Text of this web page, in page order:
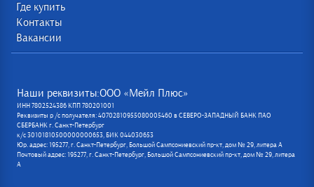
Где купить
Контакты
Вакансии
Наши реквизиты:ООО «Мейл Плюс»
ИНН 7802524386 КПП 780201001
Реквизиты р /с получателя: 40702810955080005460 в СЕВЕРО-ЗАПАДНЫЙ БАНК ПАО
СБЕРБАНК г. Санкт-Петербург
к/с 30101810500000000653, БИК 044030653
Юр. адрес: 195277, г. Санкт-Петербург, Большой Сампсониевский пр-кт, дом № 29, литера А
Почтовый адрес: 195277, г. Санкт-Петербург, Большой Сампсониевский пр-кт, дом № 29, литера
А